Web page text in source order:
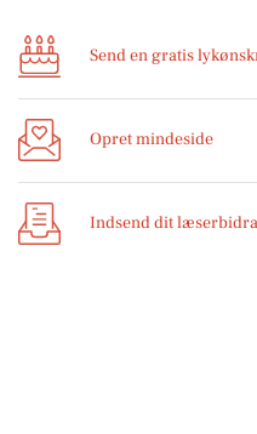
Send en gratis
Opret mindeside
Indsend dit